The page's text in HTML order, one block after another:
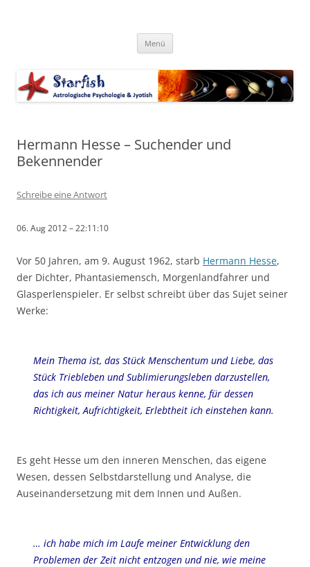
Menü
Hermann Hesse – Suchender und
Bekennender
Schreibe eine Antwort
06. Aug 2012 – 22:11:10
Vor 50 Jahren, am 9. August 1962, starb Hermann Hesse,
der Dichter, Phantasiemensch, Morgenlandfahrer und
Glasperlenspieler. Er selbst schreibt über das Sujet seiner
Werke:
Mein Thema ist, das Stück Menschentum und Liebe, das
Stück Triebleben und Sublimierungsleben darzustellen,
das ich aus meiner Natur heraus kenne, für dessen
Richtigkeit, Aufrichtigkeit, Erlebtheit ich einstehen kann.
Es geht Hesse um den inneren Menschen, das eigene
Wesen, dessen Selbstdarstellung und Analyse, die
Auseinandersetzung mit dem Innen und Außen.
… ich habe mich im Laufe meiner Entwicklung den
Problemen der Zeit nicht entzogen und nie, wie meine